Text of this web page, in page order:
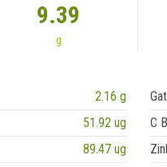
9.39
g
2.16 g
51.92 ug C
89.47 ug